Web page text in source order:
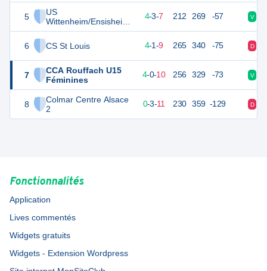
5
US
Wittenheim/Ensisheim
2 U15 Féminines
6
CS St Louis
7
CCA Rouffach U15
Féminines
8
Colmar Centre Alsace
2
25 4-3-7 212 269 -57 V
4-1-9 265 340 -75 D
22 4-0-10 256 329 -73 V
17 14 0-3-11 230 359 -129 D
Fonctionnalités
Application
Lives commentés
Widgets gratuits
Widgets - Extension Wordpress